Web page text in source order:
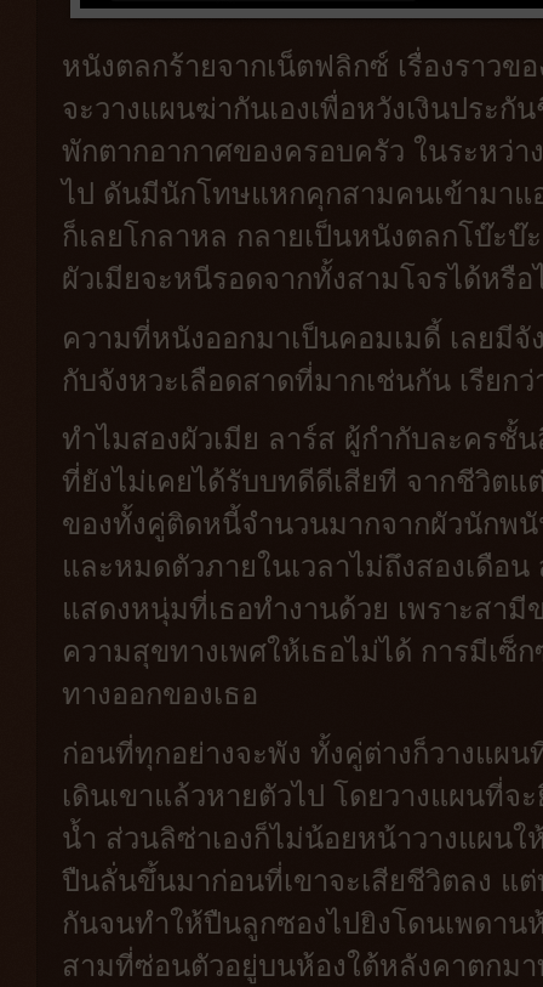
หนังตลกร้ายจากเน็ตฟลิกซ์ เรื่องราวข
จะวางแผนฆ่ากันเองเพื่อหวังเงินประ
พักตากอากาศของครอบครัว ในระหว่า
ไป ดันมีนักโทษแหกคุกสามคนเข้ามาแ
ก็เลยโกลาหล กลายเป็นหนังตลกโบ๊ะ
ผัวเมียจะหนีรอดจากทั้งสามโจรได้หรือ
ความที่หนังออกมาเป็นคอมเมดี้ เลยมี
กับจังหวะเลือดสาดที่มากเช่นกัน เรียก
ทำไมสองผัวเมีย ลาร์ส ผู้กำกับละครชั้
ที่ยังไม่เคยได้รับบทดีดีเสียที จากชีวิต
ของทั้งคู่ติดหนี้จำนวนมากจากผัวนักพ
และหมดตัวภายในเวลาไม่ถึงสองเดือ
แสดงหนุ่มที่เธอทำงานด้วย เพราะสา
ความสุขทางเพศให้เธอไม่ได้ การมีเซ็
ทางออกของเธอ
ก่อนที่ทุกอย่างจะพัง ทั้งคู่ต่างก็วางแผ
เดินเขาแล้วหายตัวไป โดยวางแผนที่จ
น้ำ ส่วนลิซ่าเองก็ไม่น้อยหน้าวางแผน
ปืนลั่นขึ้นมาก่อนที่เขาจะเสียชีวิตลง แ
กันจนทำให้ปืนลูกซองไปยิงโดนเพดา
สามที่ซ่อนตัวอยู่บนห้องใต้หลังคาตกม